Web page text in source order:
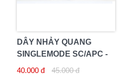
DÂY NHẢY QUANG
SINGLEMODE SC/APC -
SC/APC 5M
40.000 đ 45.000 đ